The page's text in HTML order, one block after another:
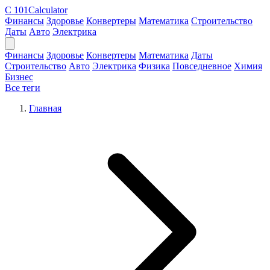
C 101Calculator
Финансы Здоровье Конвертеры Математика Строительство
Даты Авто Электрика
Финансы Здоровье Конвертеры Математика Даты
Строительство Авто Электрика Физика Повседневное Химия
Бизнес
Все теги
Главная